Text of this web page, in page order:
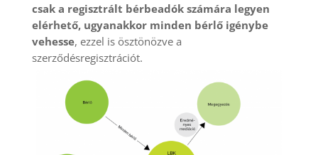
csak a regisztrált bérbeadók számára legyen
elérhető, ugyanakkor minden bérlő igénybe
vehesse, ezzel is ösztönözve a
szerződésregisztrációt.